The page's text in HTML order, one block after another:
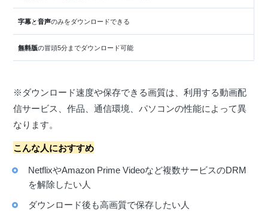
字幕・音声
字幕と音声のみをダウンロードできる
無料版
各動画の冒頭5分までダウンロード可能
※ダウンロード速度や保存できる画質は、利用する動画配
信サービス、作品、通信環境、パソコンの性能によって異
なります。
こんな人におすすめ
NetflixやAmazon Prime Videoなど複数サービスのDRM
を解除したい人
ダウンロード後も高画質で保存したい人